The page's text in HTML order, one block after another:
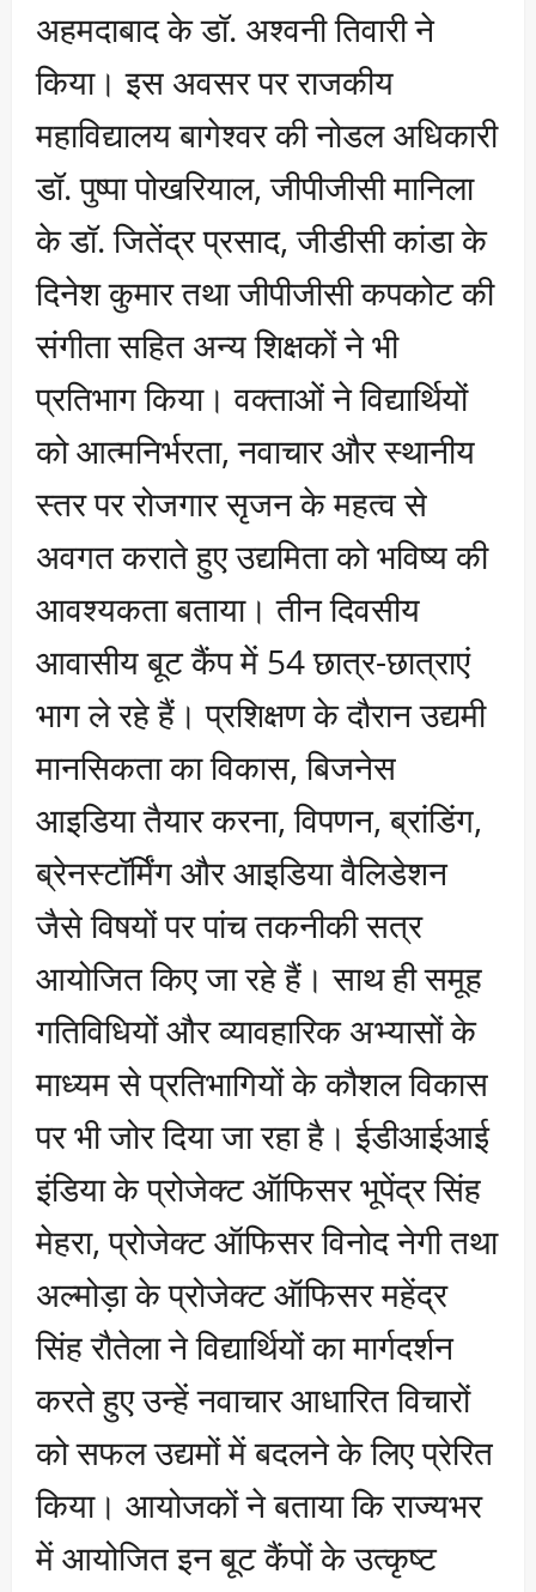
अहमदाबाद के डॉ. अश्वनी तिवारी ने
किया। इस अवसर पर राजकीय
महाविद्यालय बागेश्वर की नोडल अधिकारी
डॉ. पुष्पा पोखरियाल, जीपीजीसी मानिला
के डॉ. जितेंद्र प्रसाद, जीडीसी कांडा के
दिनेश कुमार तथा जीपीजीसी कपकोट की
संगीता सहित अन्य शिक्षकों ने भी
प्रतिभाग किया। वक्ताओं ने विद्यार्थियों
को आत्मनिर्भरता, नवाचार और स्थानीय
स्तर पर रोजगार सृजन के महत्व से
अवगत कराते हुए उद्यमिता को भविष्य की
आवश्यकता बताया। तीन दिवसीय
आवासीय बूट कैंप में 54 छात्र-छात्राएं
भाग ले रहे हैं। प्रशिक्षण के दौरान उद्यमी
मानसिकता का विकास, बिजनेस
आइडिया तैयार करना, विपणन, ब्रांडिंग,
ब्रेनस्टॉर्मिंग और आइडिया वैलिडेशन
जैसे विषयों पर पांच तकनीकी सत्र
आयोजित किए जा रहे हैं। साथ ही समूह
गतिविधियों और व्यावहारिक अभ्यासों के
माध्यम से प्रतिभागियों के कौशल विकास
पर भी जोर दिया जा रहा है। ईडीआईआई
इंडिया के प्रोजेक्ट ऑफिसर भूपेंद्र सिंह
मेहरा, प्रोजेक्ट ऑफिसर विनोद नेगी तथा
अल्मोड़ा के प्रोजेक्ट ऑफिसर महेंद्र
सिंह रौतेला ने विद्यार्थियों का मार्गदर्शन
करते हुए उन्हें नवाचार आधारित विचारों
को सफल उद्यमों में बदलने के लिए प्रेरित
किया। आयोजकों ने बताया कि राज्यभर
में आयोजित इन बूट कैंपों के उत्कृष्ट